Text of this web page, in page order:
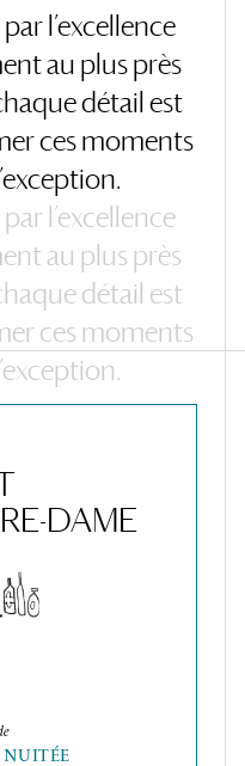
parl’excellence
au plusprès
détailest
cesmoments
par l’excellence
au plus près
détail est
ces moments
DAME